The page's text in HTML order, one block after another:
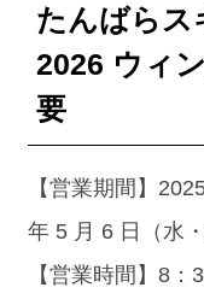
たんばら
2026 ウィ
要
【営業期間】
年 5 月 6 日（水
【営業時間】8